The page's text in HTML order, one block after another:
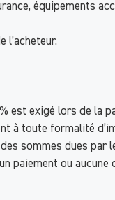
équipements
l’acheteur.
est exigé lors de la
à toute formalité
sommes dues par
paiement ou aucune